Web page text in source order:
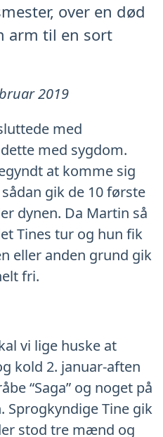
over en død
arm til en sort
2019
med
med sygdom.
at komme sig
gik de 10 første
dynen. Da Martin så
Tines tur og hun fik
eller anden grund gik
fri.
vi lige huske at
kold 2. januar-aften
“Saga” og noget på
Sprogkyndige Tine gik
stod tre mænd og